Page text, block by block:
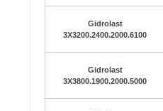
Gidrolast
3X3200.2400.2000.6100
Gidrolast
3X3800.1900.2000.5000